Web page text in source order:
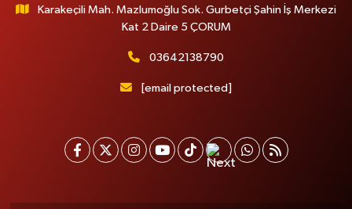
Karakeçili Mah. Mazlumoğlu Sok. Gurbetçi Şahin İş Merkezi
Kat 2 Daire 5 ÇORUM
03642138790
[email protected]